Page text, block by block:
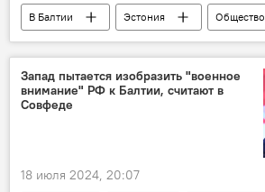
В Балтии Эстония
Общество
путешествия
Туризм
туризм
финансы
кризис
Запад пытается изобразить "военное
внимание" РФ к Балтии, считают в
Совфеде
18 июля 2024, 20:07